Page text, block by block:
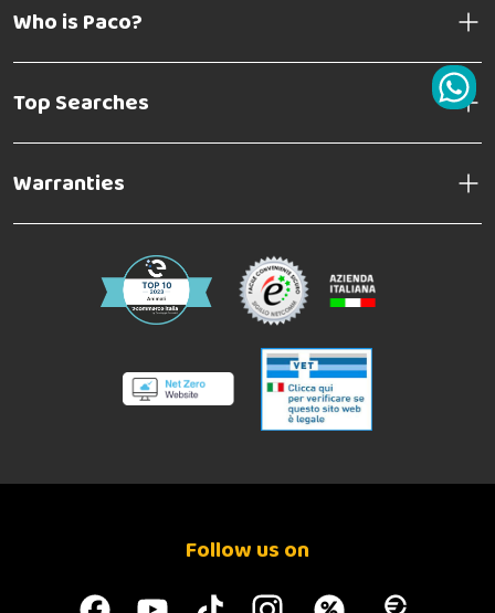
Who is Paco?
Top Searches
Warranties
Follow us on